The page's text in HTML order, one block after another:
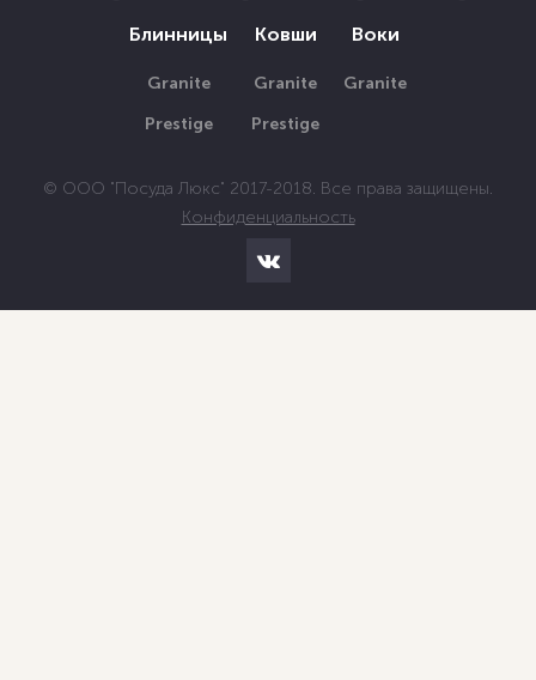
Блинницы
Granite
Prestige
Ковши
Granite
Prestige
Воки
Granite
© ООО "Посуда Люкс" 2017-2018. Все права защищены.
Конфиденциальность